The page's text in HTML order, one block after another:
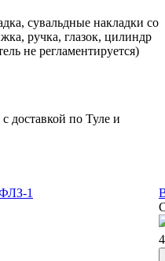
сувальдные накладки со
ручка, глазок, цилиндр
не регламентируется)
доставкой по Туле и
1